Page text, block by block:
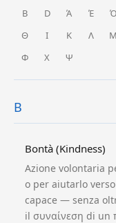
B D Ά Έ Ό
Θ
Ι Κ Λ Μ
Φ
Χ Ψ
B
Bontà (Kindness)
Azione volontaria
o per aiutarlo
capace — senza
il συναίνεση di un